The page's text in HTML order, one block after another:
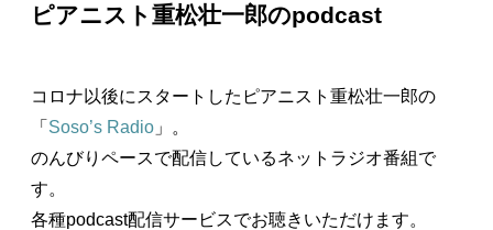
ピアニスト重松壮一郎のpodcast
コロナ以後にスタートしたピアニスト重松壮一郎の
「 Soso’s Radio 」。
のんびりペースで配信しているネットラジオ番組で
す。
各種podcast配信サービスでお聴きいただけます。